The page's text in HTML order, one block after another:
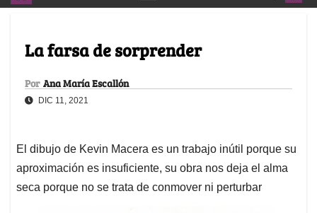
La farsa de sorprender
Por Ana María Escallón
DIC 11, 2021
El dibujo de Kevin Macera es un trabajo inútil porque su
aproximación es insuficiente, su obra nos deja el alma
seca porque no se trata de conmover ni perturbar